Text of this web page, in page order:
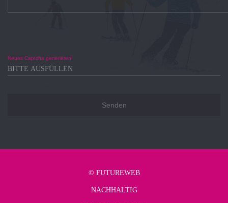
Neues Captcha generieren!
© FUTUREWEB
NACHHALTIG